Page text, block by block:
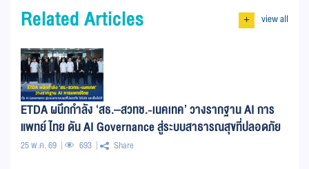
Related Articles + view all
ETDA ผนึกกำลัง ‘สธ.–สวทช.-เนคเทค’ วางรากฐาน AI การ
แพทย์ไทย ดัน AI Governance สู่ระบบสาธารณสุขที่ปลอดภัย
โปร่งใส และเชื่อมั่นได้
25 พ.ค. 69 693 Share